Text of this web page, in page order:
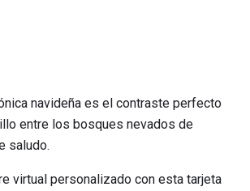
navideña es el contraste perfecto
entre los bosques nevados de
saludo.
virtual personalizado con esta tarjeta